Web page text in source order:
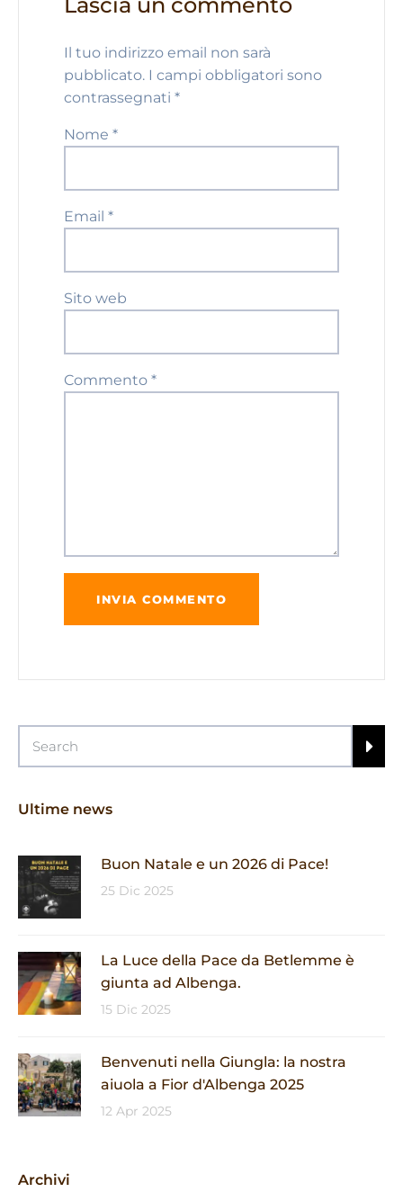
Il tuo indirizzo email non sarà
pubblicato. I campi obbligatori sono
contrassegnati *
Nome *
Email *
Sito web
Commento *
Ultime news
Buon Natale e un 2026 di Pace!
25 Dic 2025
La Luce della Pace da Betlemme è
giunta ad Albenga.
15 Dic 2025
Benvenuti nella Giungla: la nostra
aiuola a Fior d'Albenga 2025
12 Apr 2025
Archivi